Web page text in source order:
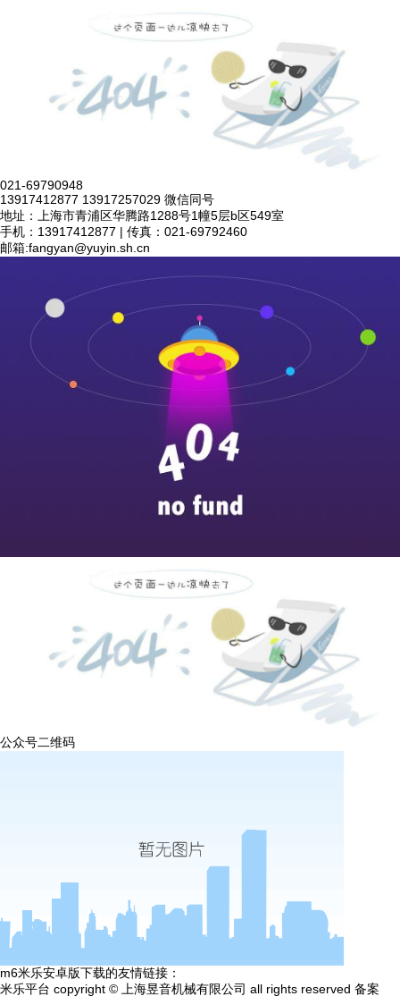
021-69790948
13917412877 13917257029 微信同号
地址：上海市青浦区华腾路1288号1幢5层b区549室
手机：13917412877 | 传真：021-69792460
邮箱:fangyan@yuyin.sh.cn
公众号二维码
m6米乐安卓版下载的友情链接：
米乐平台 copyright © 上海昱音机械有限公司 all rights reserved 备案